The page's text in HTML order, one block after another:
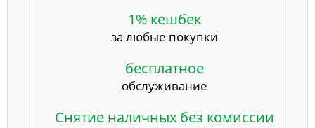
1% кешбек
за любые покупки
бесплатное
обслуживание
Снятие наличных без комиссии